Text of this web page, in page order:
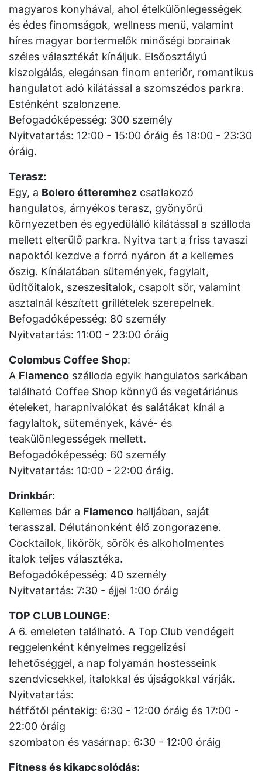
magyaros konyhával, ahol ételkülönlegességek
és édes finomságok, wellness menü, valamint
híres magyar bortermelők minőségi borainak
széles választékát kínáljuk. Elsőosztályú
kiszolgálás, elegánsan finom enteriőr, romantikus
hangulatot adó kilátással a szomszédos parkra.
Esténként szalonzene.
Befogadóképesség: 300 személy
Nyitvatartás: 12:00 - 15:00 óráig és 18:00 - 23:30
óráig.
Terasz:
Egy, a Bolero étteremhez csatlakozó
hangulatos, árnyékos terasz, gyönyörű
környezetben és egyedülálló kilátással a szálloda
mellett elterülő parkra. Nyitva tart a friss tavaszi
napoktól kezdve a forró nyáron át a kellemes
őszig. Kínálatában sütemények, fagylalt,
üdítőitalok, szeszesitalok, csapolt sör, valamint
asztalnál készített grillételek szerepelnek.
Befogadóképesség: 80 személy
Nyitvatartás: 11:00 - 23:00 óráig
Colombus Coffee Shop:
A Flamenco szálloda egyik hangulatos sarkában
található Coffee Shop könnyű és vegetáriánus
ételeket, harapnivalókat és salátákat kínál a
fagylaltok, sütemények, kávé- és
teakülönlegességek mellett.
Befogadóképesség: 60 személy
Nyitvatartás: 10:00 - 22:00 óráig.
Drinkbár:
Kellemes bár a Flamenco halljában, saját
terasszal. Délutánonként élő zongorazene.
Cocktailok, likőrök, sörök és alkoholmentes
italok teljes választéka.
Befogadóképesség: 40 személy
Nyitvatartás: 7:30 - éjjel 1:00 óráig
TOP CLUB LOUNGE:
A 6. emeleten található. A Top Club vendégeit
reggelenként kényelmes reggelizési
lehetőséggel, a nap folyamán hostesseink
szendvicsekkel, italokkal és újságokkal várják.
Nyitvatartás:
hétfőtől péntekig: 6:30 - 12:00 óráig és 17:00 -
22:00 óráig
szombaton és vasárnap: 6:30 - 12:00 óráig
Fitness és kikapcsolódás: